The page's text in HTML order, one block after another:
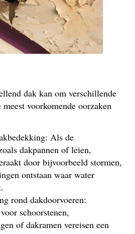
dak kan om verschillende
voorkomende oorzaken
Als de
dakpannen of leien,
door bijvoorbeeld stormen,
ontstaan waar water
rond dakdoorvoeren:
schoorstenen,
of dakramen vereisen een